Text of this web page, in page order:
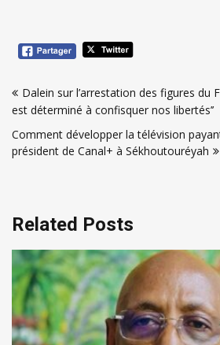
de
l’article
Dalein sur l’arrestation des figures du
est déterminé à confisquer nos libertés’’
Comment développer la télévision
président de Canal+ à Sékhoutouréyah
Related Posts